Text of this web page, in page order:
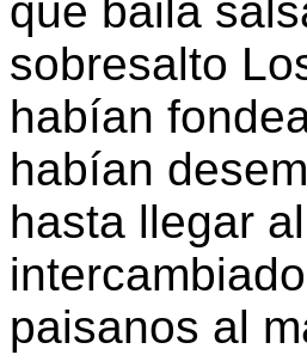
que baila
sobresalto
habían
habían
hasta llegar
paisanos al